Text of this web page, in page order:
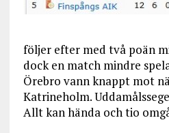
följer efter med två poän
dock en match mindre
Örebro vann knappt mot
Katrineholm.
Allt kan hända och tio